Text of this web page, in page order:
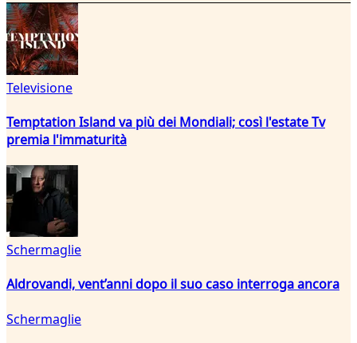
Televisione
Temptation Island va più dei Mondiali; così l'estate Tv
premia l'immaturità
Schermaglie
Aldrovandi, vent’anni dopo il suo caso interroga ancora
Schermaglie